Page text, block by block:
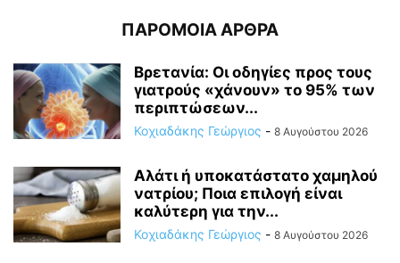
ΠΑΡΟΜΟΙΑ ΑΡΘΡΑ
Βρετανία: Οι οδηγίες προς τους
γιατρούς «χάνουν» το 95% των
περιπτώσεων...
Κοχιαδάκης Γεώργιος - 8 Αυγούστου 2026
Αλάτι ή υποκατάστατο χαμηλού
νατρίου; Ποια επιλογή είναι
καλύτερη για την...
Κοχιαδάκης Γεώργιος - 8 Αυγούστου 2026